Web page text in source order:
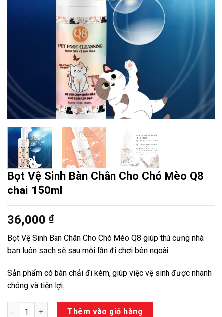
Bọt Vệ Sinh Bàn Chân Cho Chó Mèo Q8
chai 150ml
36,000 ₫
Bọt Vệ Sinh Bàn Chân Cho Chó Mèo Q8 giúp thú cưng nhà
bạn luôn sạch sẽ sau mỗi lần đi chơi bên ngoài.
Sản phẩm có bàn chải đi kèm, giúp việc vệ sinh được nhanh
chóng và tiện lợi.
Số lượng Thêm vào giỏ hàng